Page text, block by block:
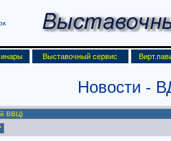
Выставочный сервис
Новости -